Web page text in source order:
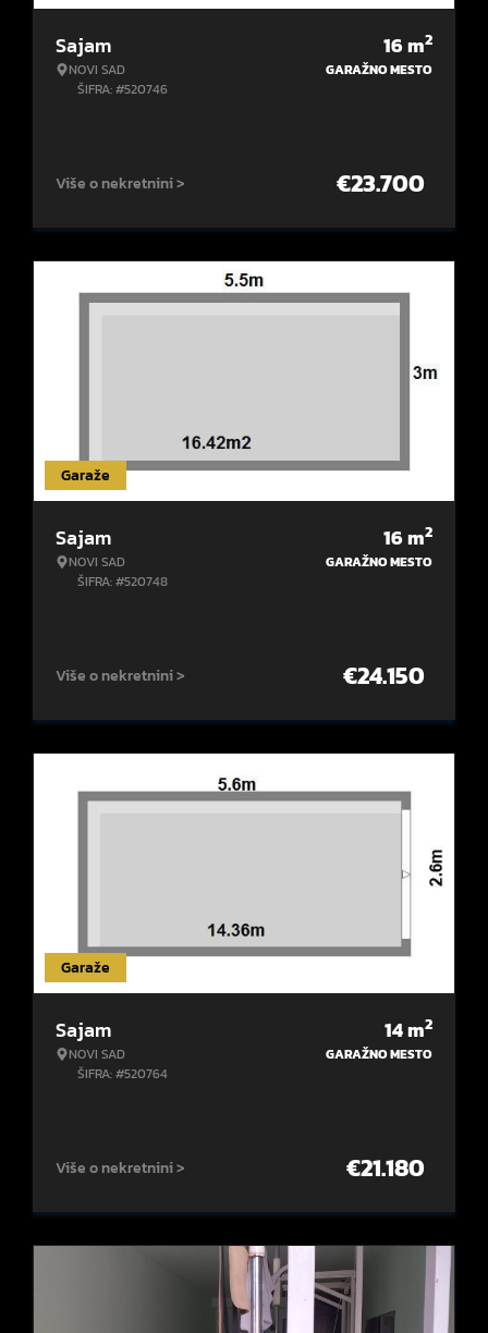
Sajam
NOVI SAD
ŠIFRA: #520746
16m2
GARAŽNO MESTO
Više o nekretnini > €23.700
Garaže
Sajam
NOVI SAD
ŠIFRA: #520748
16m2
GARAŽNO MESTO
Više o nekretnini > €24.150
Garaže
Sajam
NOVI SAD
ŠIFRA: #520764
14m2
GARAŽNO MESTO
Više o nekretnini > €21.180